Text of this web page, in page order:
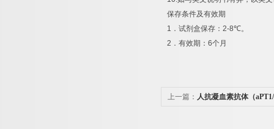
保存条件及有效期
1 ．试剂盒保存： 2-8℃。
2 ．有效期： 6个月
上一篇： 人抗凝血素抗体（